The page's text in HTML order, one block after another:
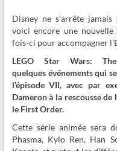
Disney ne s’arrête
voici encore une nouvelle
fois-ci pour accompagner
LEGO Star Wars:
quelques événements qui
l’épisode VII, avec par
Dameron à la rescousse
le First Order.
Cette série animée sera
Phasma, Kylo Ren, Han